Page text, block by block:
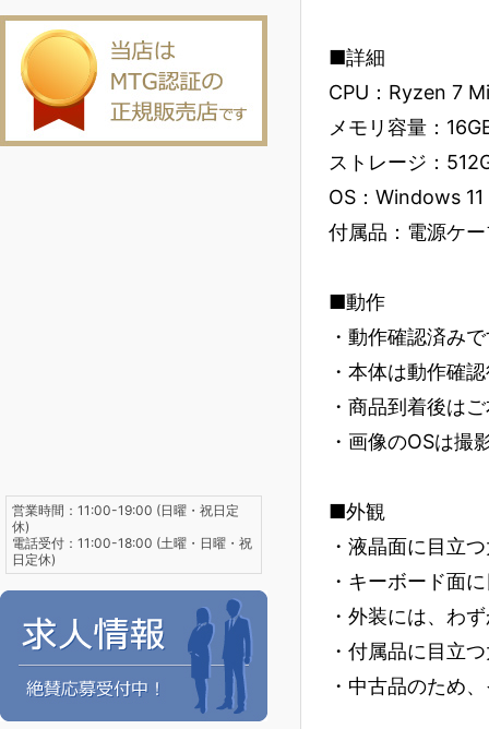
■詳細
CPU：Ryzen 7
メモリ容量：
ストレージ：
OS：Windows
付属品：電源ケ
■動作
・動作確認済み
・本体は動作確
・商品到着後は
・画像のOSは撮
■外観
・液晶面に目立
・キーボード面
・外装には、わ
・付属品に目立
・中古品のため
営業時間：11:00-19:00 (日曜・祝日定
休)
電話受付：11:00-18:00 (土曜・日曜・祝
日定休)